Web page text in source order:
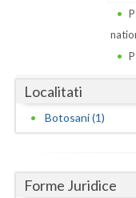
Galati
Giurgiu
Harghita
Localitati
Botosani (1)
Forme Juridice